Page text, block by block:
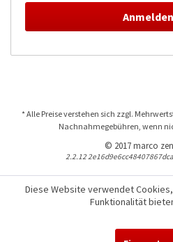
Anmelden
* Alle Preise verstehen sich zzgl.
Nachnahmegebühren, wenn
© 2017 marco
2.2.12
+352 441544-1
Diese Website verwendet
Funktionalität